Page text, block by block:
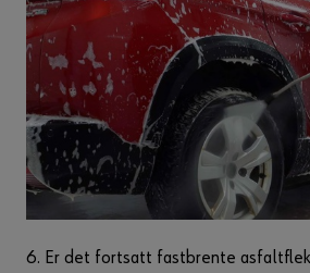
6. Er det fortsatt fastbrente